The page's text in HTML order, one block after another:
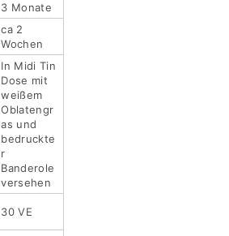
3 Monate
ca 2
Wochen
In Midi Tin
Dose mit
weißem
Oblatengr
as und
bedruckte
r
Banderole
versehen
30 VE